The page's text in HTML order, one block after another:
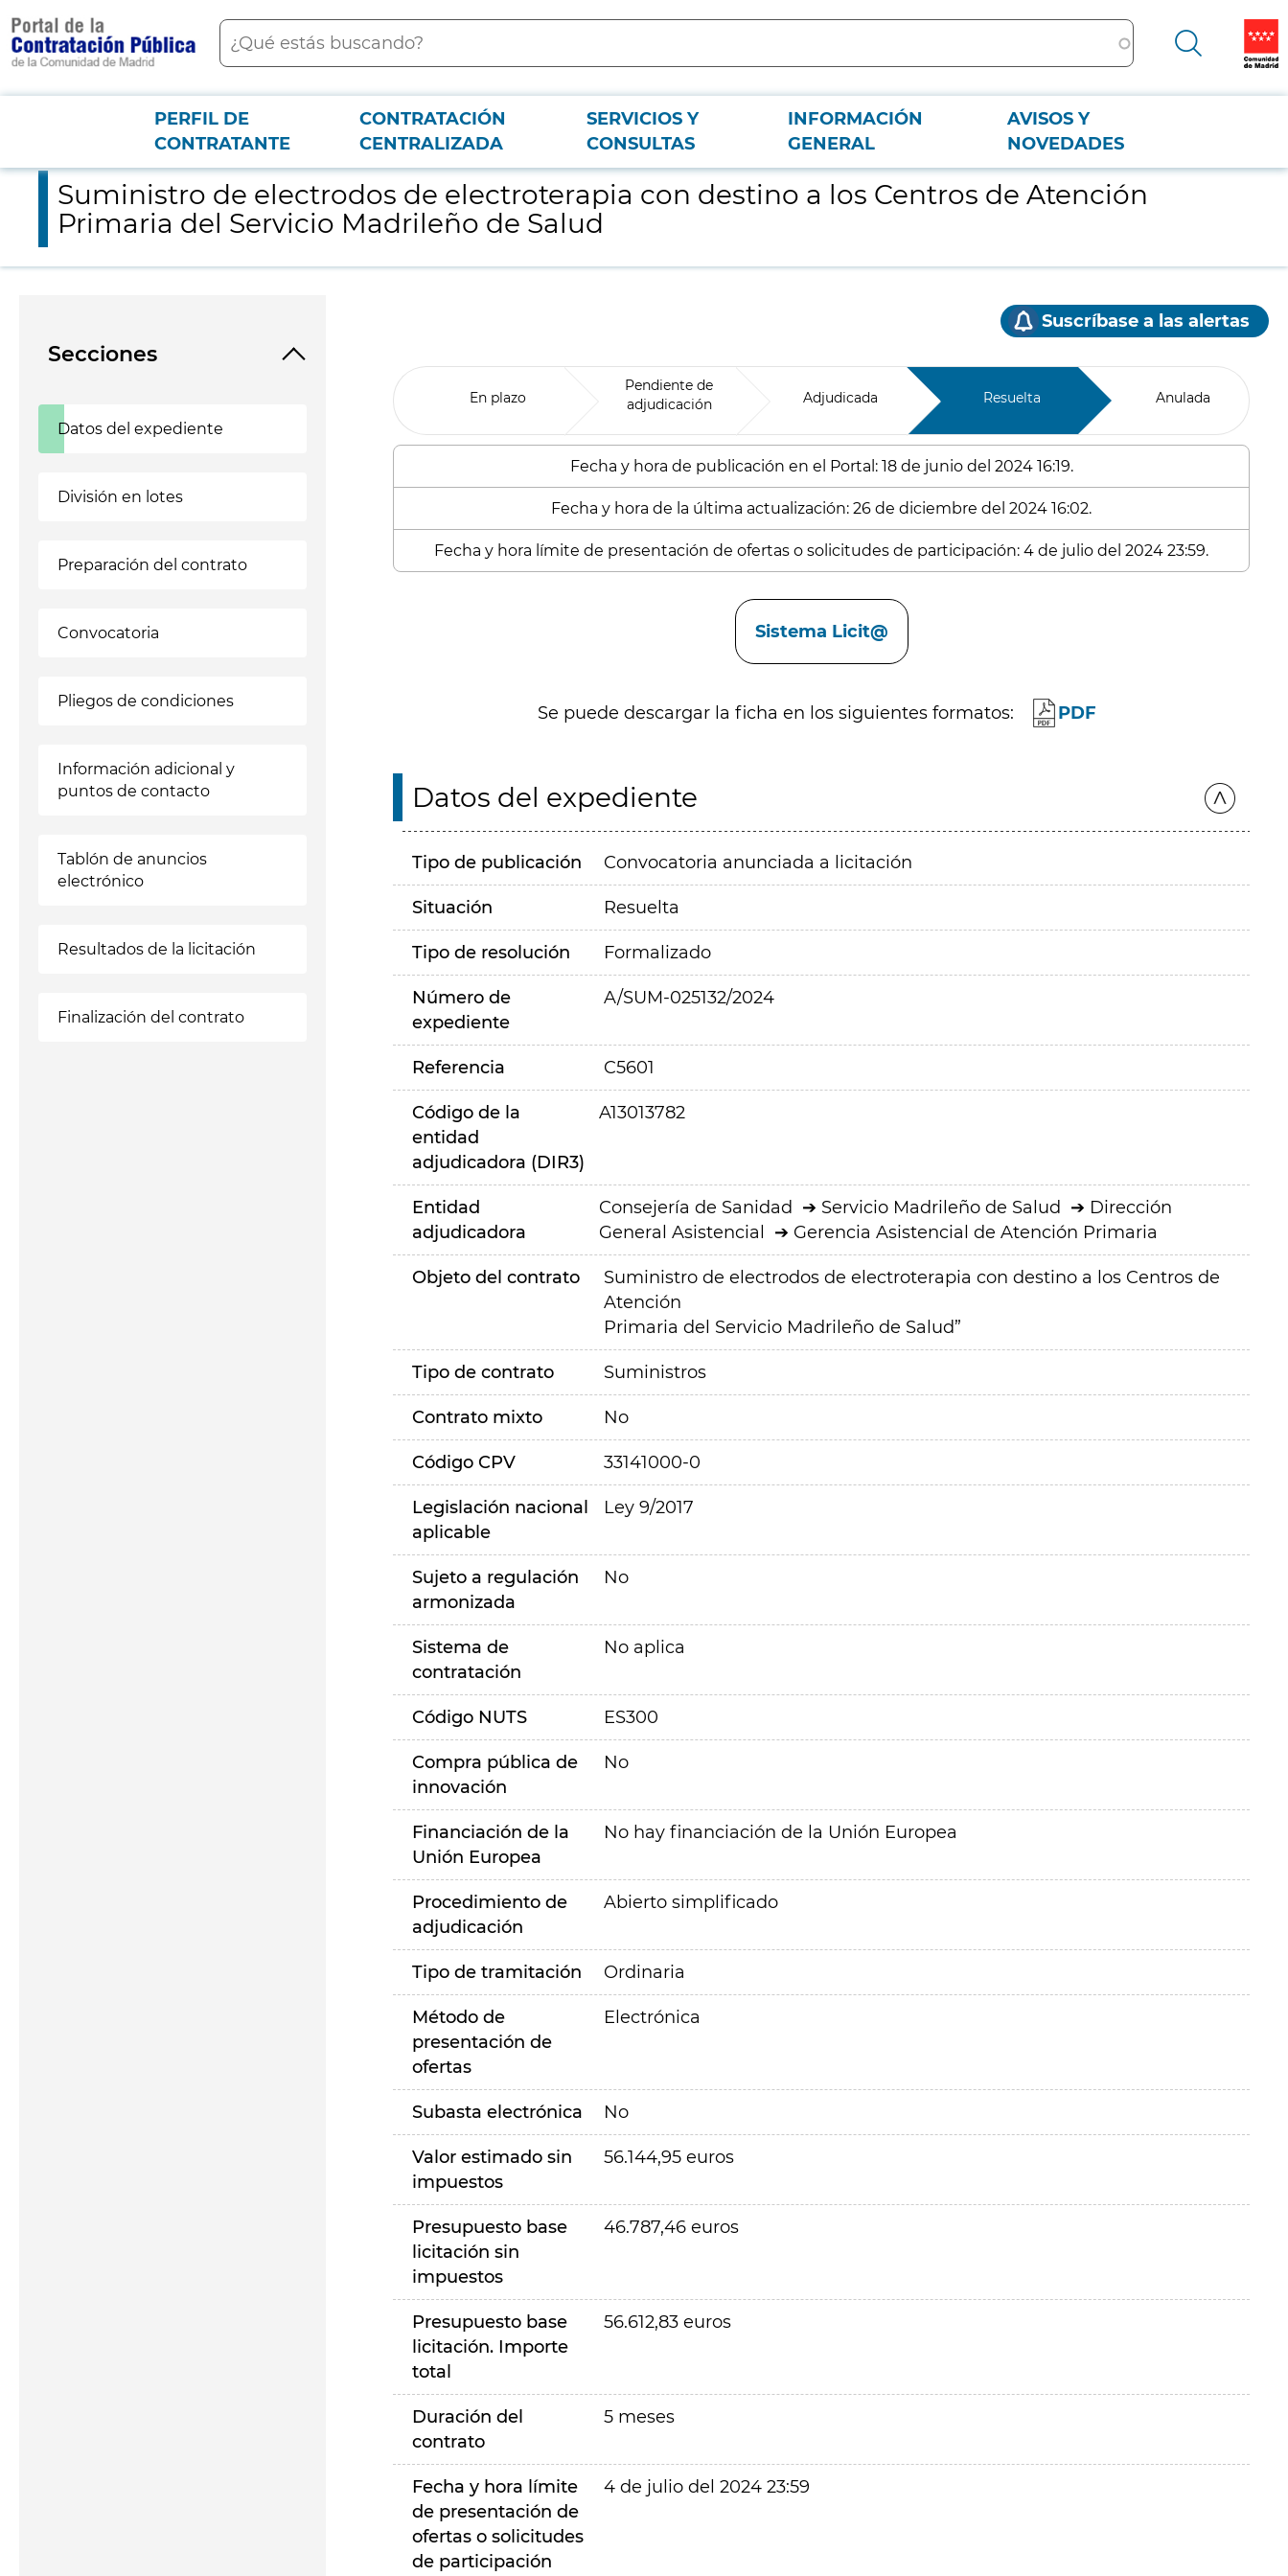
contenido
principal
Buscar
Menú PCON
PERFIL DE
CONTRATANTE
CONTRATACIÓN
CENTRALIZADA
SERVICIOS Y
CONSULTAS
INFORMACIÓN
GENERAL
AVISOS Y
NOVEDADES
Suministro de electrodos de electroterapia con destino a los Centros de Atención Primaria del Servicio Madrileño de Salud
Suministro de electrodos de electroterapia con destino a los Centros de Atención
Primaria del Servicio Madrileño de Salud
Secciones
Datos del expediente
División en lotes
Preparación del contrato
Convocatoria
Pliegos de condiciones
Información adicional y
puntos de contacto
Tablón de anuncios
electrónico
Resultados de la licitación
Finalización del contrato
Suscríbase a las alertas
En plazo
Pendiente de
adjudicación
Adjudicada Resuelta Anulada
Fecha y hora de publicación en el Portal: 18 de junio del 2024 16:19.
Fecha y hora de la última actualización: 26 de diciembre del 2024 16:02.
Fecha y hora límite de presentación de ofertas o solicitudes de participación: 4 de julio del 2024 23:59.
Sistema Licit@
Se puede descargar la ficha en los siguientes formatos: PDF
Datos del expediente
Tipo de publicación Convocatoria anunciada a licitación
Situación Resuelta
Tipo de resolución Formalizado
Número de
expediente
A/SUM-025132/2024
Referencia C5601
Código de la
entidad
adjudicadora (DIR3)
A13013782
Entidad
adjudicadora
Consejería de Sanidad Servicio Madrileño de Salud
Dirección
General Asistencial
Gerencia Asistencial de Atención Primaria
Objeto del contrato
Suministro de electrodos de electroterapia con destino a los Centros de
Atención
Primaria del Servicio Madrileño de Salud”
Tipo de contrato Suministros
Contrato mixto No
Código CPV 33141000-0
Legislación nacional
aplicable
Ley 9/2017
Sujeto a regulación
armonizada
No
Sistema de
contratación
No aplica
Código NUTS ES300
Compra pública de
innovación
No
Financiación de la
Unión Europea
No hay financiación de la Unión Europea
Procedimiento de
adjudicación
Abierto simplificado
Tipo de tramitación Ordinaria
Método de
presentación de
ofertas
Electrónica
Subasta electrónica No
Valor estimado sin
impuestos
56.144,95 euros
Presupuesto base
licitación sin
impuestos
46.787,46 euros
Presupuesto base
licitación. Importe
total
56.612,83 euros
Duración del
contrato
5 meses
Fecha y hora límite
de presentación de
ofertas o solicitudes
de participación
4 de julio del 2024 23:59